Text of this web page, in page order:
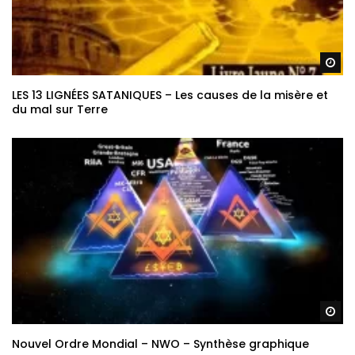
LES 13 LIGNÉES SATANIQUES – Les causes de la misère et
du mal sur Terre
Nouvel Ordre Mondial – NWO – Synthèse graphique